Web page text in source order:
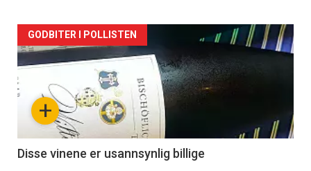
Forsiden
akkurat
nå
3
+
GODBITER I POLLISTEN
Disse vinene er usannsynlig billige